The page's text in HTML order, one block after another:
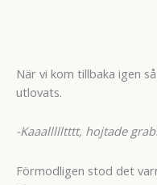
När vi kom tillbaka igen
utlovats.
-Kaaallllltttt, hojtade
Förmodligen stod det